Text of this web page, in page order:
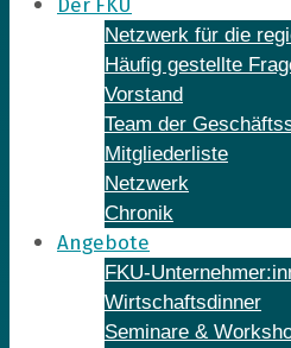
Der FKU
Netzwerk für die
Häufig gestellte
Vorstand
Team der
Mitgliederliste
Netzwerk
Chronik
Angebote
FKU-
Wirtschaftsdinner
Seminare &